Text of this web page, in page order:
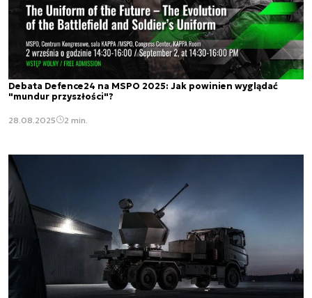
Debata Defence24 na MSPO 2025: Jak powinien wyglądać
"mundur przyszłości"?
28.08.2025 2 min.